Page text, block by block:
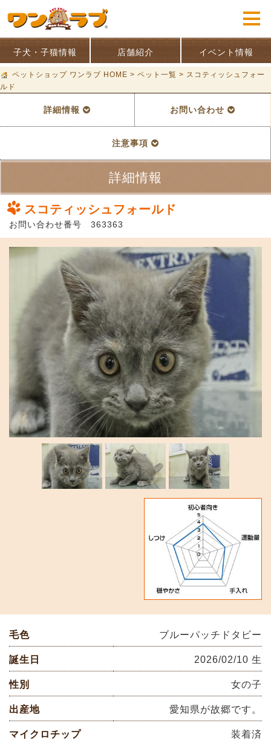
子犬・子猫情報 店舗紹介 イベント情報
ペットショップ ワンラブ HOME > ペット一覧 > スコティッシュフォー
ルド
詳細情報 お問い合わせ
注意事項
詳細情報
スコティッシュフォールド
お問い合わせ番号 363363
毛色 ブルーパッチドタビー
誕生日 2026/02/10 生
性別 女の子
出産地 愛知県が故郷です。
マイクロチップ 装着済